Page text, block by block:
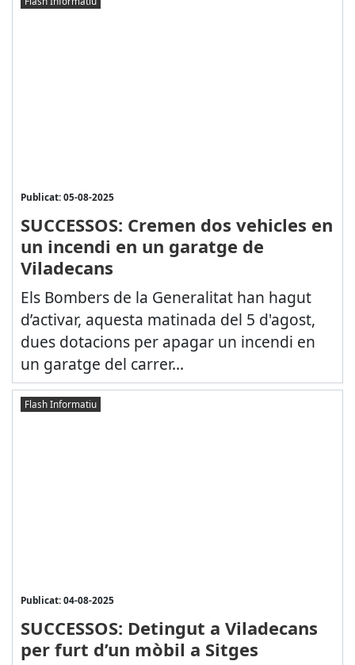
Publicat: 05-08-2025
SUCCESSOS: Cremen dos vehicles en
un incendi en un garatge de
Viladecans
Els Bombers de la Generalitat han hagut
d’activar, aquesta matinada del 5 d'agost,
dues dotacions per apagar un incendi en
un garatge del carrer...
Flash Informatiu
Publicat: 04-08-2025
SUCCESSOS: Detingut a Viladecans
per furt d’un mòbil a Sitges